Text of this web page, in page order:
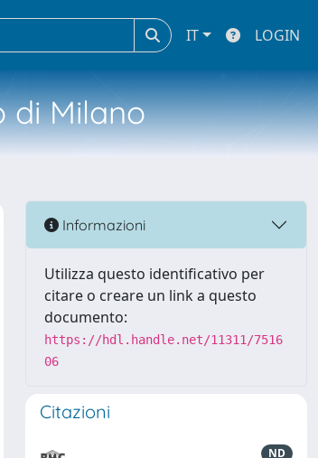
IT LOGIN
di Milano
Informazioni
Utilizza questo identificativo per
citare o creare un link a questo
documento:
https://hdl.handle.net/11311/7516
06
Citazioni
ND